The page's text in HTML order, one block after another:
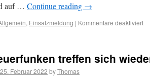
auf … Continue reading →
, Einsatzmeldung | Kommentare deaktiviert
treffen sich
25. Februar 2022 byThomas